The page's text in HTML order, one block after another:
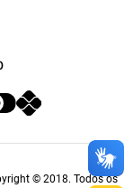
© 2018. Todos os